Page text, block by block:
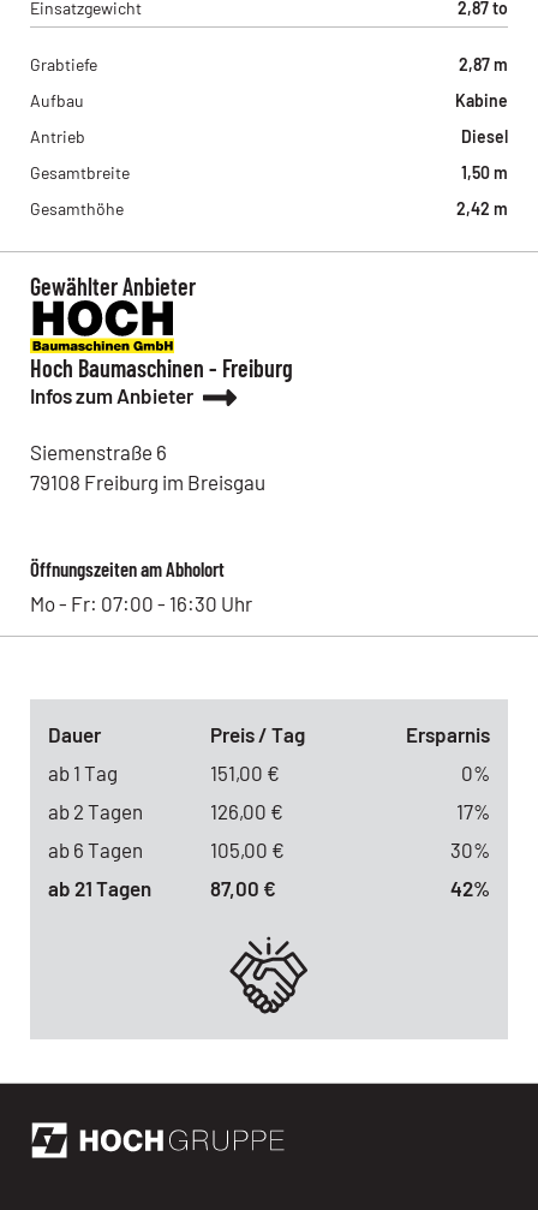
Einsatzgewicht
2,87 to
Grabtiefe
2,87 m
Aufbau
Kabine
Antrieb
Diesel
Gesamtbreite
1,50 m
Gesamthöhe
2,42 m
Gewählter Anbieter
Hoch Baumaschinen - Freiburg
Infos zum Anbieter
Siemenstraße 6
79108 Freiburg im Breisgau
Öffnungszeiten am Abholort
Mo - Fr: 07:00 - 16:30 Uhr
Dauer Preis / Tag
Ersparnis
ab 1 Tag
151,00 €
0%
ab 2 Tagen
126,00 €
17%
ab 6 Tagen
105,00 €
30%
ab 21 Tagen
87,00 € 42%